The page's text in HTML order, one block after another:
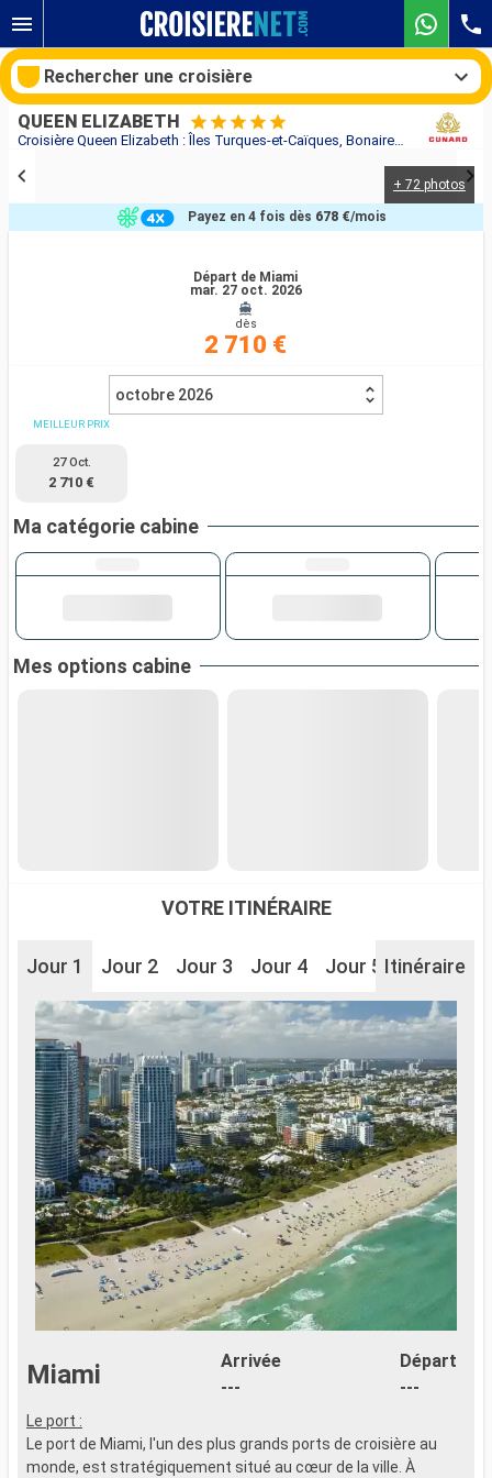
Croisière Queen Elizabeth : Îles Turques-et-Caïques, Bonaire, Aruba, Porto Rico, Antigua-et-Barbuda, Sainte-Lucie, Barbade, Saint-Martin, Tortola, États-Unis au départ de Miami
QUEEN ELIZABETH
+ 72 photos
Départ de Miami
mar. 27 oct. 2026
dès
2 710 €
Payez en 4 fois dès 678 €/mois
octobre 2026
MEILLEUR PRIX
27 Oct.
2 710 €
Ma catégorie cabine
Mes options cabine
VOTRE ITINÉRAIRE
Jour 1 Jour 2 Jour 3 Jour 4 Jour 5 Jour 6
Itinéraire
Miami
Arrivée
---
Départ
---
Le port :
Le port de Miami, l'un des plus grands ports de croisière au
monde, est stratégiquement situé au cœur de la ville. À
Rechercher une croisière
Compagnies
Rechercher